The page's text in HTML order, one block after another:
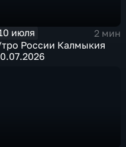
июля
2 мин
России Калмыкия